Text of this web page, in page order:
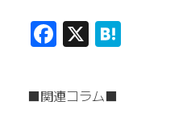
Facebook
X
■関連コラム■